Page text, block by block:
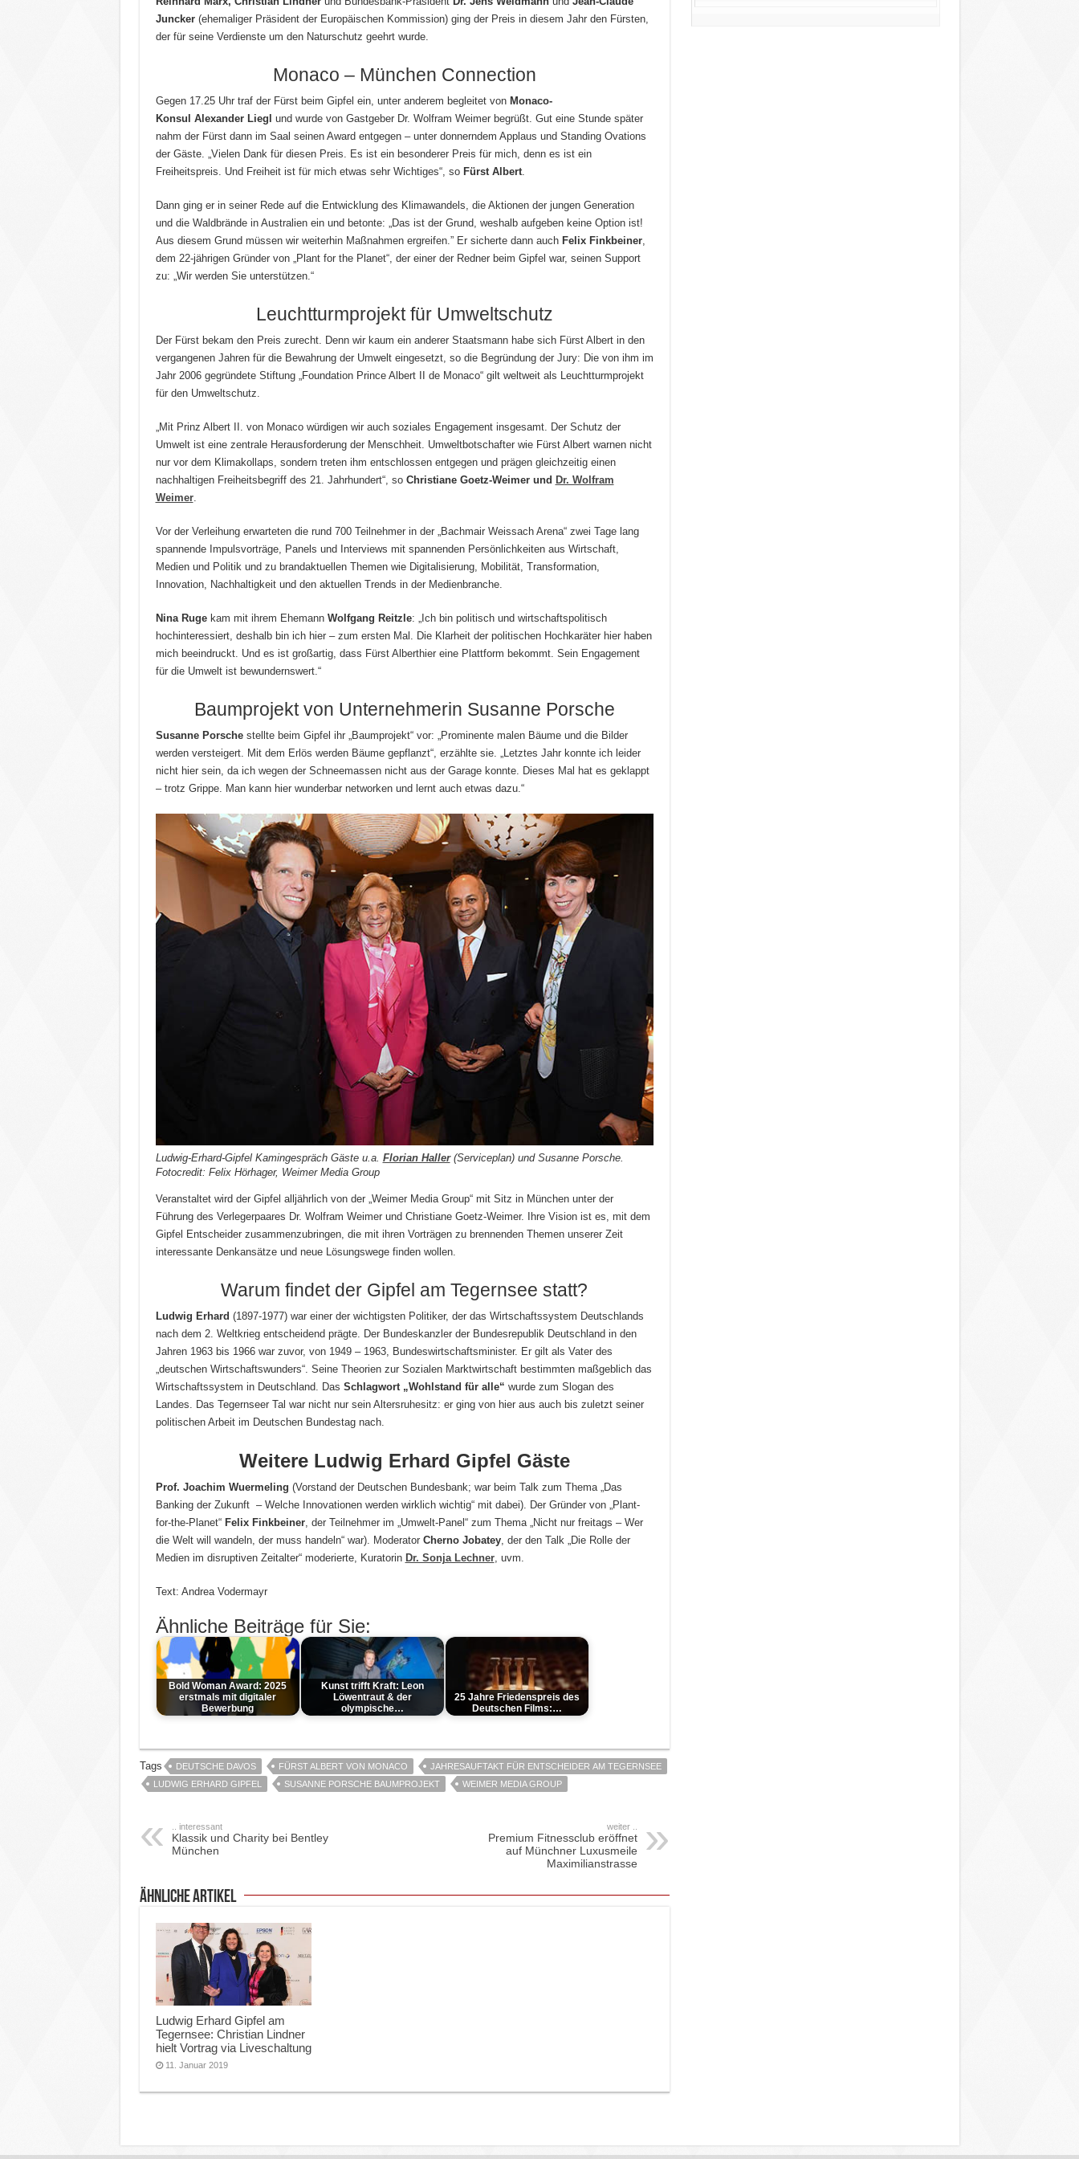
Juncker(ehemaliger Präsident der Europäischen Kommission) ging der Preis in diesem Jahr den Fürsten,
der für seine Verdienste um den Naturschutz geehrt wurde.
Monaco – München Connection
Gegen 17.25 Uhr traf der Fürst beim Gipfel ein, unter anderem begleitet von Monaco-
Konsul Alexander Liegl und wurde von Gastgeber Dr. Wolfram Weimer begrüßt. Gut eine Stunde später
nahm der Fürst dann im Saal seinen Award entgegen – unter donnerndem Applaus und Standing Ovations
der Gäste. „Vielen Dank für diesen Preis. Es ist ein besonderer Preis für mich, denn es ist ein
Freiheitspreis. Und Freiheit ist für mich etwas sehr Wichtiges“, so Fürst Albert.
Dann ging er in seiner Rede auf die Entwicklung des Klimawandels, die Aktionen der jungen Generation
und die Waldbrände in Australien ein und betonte: „Das ist der Grund, weshalb aufgeben keine Option ist!
Aus diesem Grund müssen wir weiterhin Maßnahmen ergreifen.” Er sicherte dann auch Felix Finkbeiner,
dem 22-jährigen Gründer von „Plant for the Planet“, der einer der Redner beim Gipfel war, seinen Support
zu: „Wir werden Sie unterstützen.“
Leuchtturmprojekt für Umweltschutz
Der Fürst bekam den Preis zurecht. Denn wir kaum ein anderer Staatsmann habe sich Fürst Albert in den
vergangenen Jahren für die Bewahrung der Umwelt eingesetzt, so die Begründung der Jury: Die von ihm im
Jahr 2006 gegründete Stiftung „Foundation Prince Albert II de Monaco“ gilt weltweit als Leuchtturmprojekt
für den Umweltschutz.
„Mit Prinz Albert II. von Monaco würdigen wir auch soziales Engagement insgesamt. Der Schutz der
Umwelt ist eine zentrale Herausforderung der Menschheit. Umweltbotschafter wie Fürst Albert warnen nicht
nur vor dem Klimakollaps, sondern treten ihm entschlossen entgegen und prägen gleichzeitig einen
nachhaltigen Freiheitsbegriff des 21. Jahrhundert“, so Christiane Goetz-Weimer und Dr. Wolfram
Weimer.
Vor der Verleihung erwarteten die rund 700 Teilnehmer in der „Bachmair Weissach Arena“ zwei Tage lang
spannende Impulsvorträge, Panels und Interviews mit spannenden Persönlichkeiten aus Wirtschaft,
Medien und Politik und zu brandaktuellen Themen wie Digitalisierung, Mobilität, Transformation,
Innovation, Nachhaltigkeit und den aktuellen Trends in der Medienbranche.
Nina Rugekam mit ihrem Ehemann Wolfgang Reitzle: „Ich bin politisch und wirtschaftspolitisch
hochinteressiert, deshalb bin ich hier – zum ersten Mal. Die Klarheit der politischen Hochkaräter hier haben
mich beeindruckt. Und es ist großartig, dass Fürst Alberthier eine Plattform bekommt. Sein Engagement
für die Umwelt ist bewundernswert.“
Baumprojekt von Unternehmerin Susanne Porsche
Susanne Porsche stellte beim Gipfel ihr „Baumprojekt“ vor: „Prominente malen Bäume und die Bilder
werden versteigert. Mit dem Erlös werden Bäume gepflanzt“, erzählte sie. „Letztes Jahr konnte ich leider
nicht hier sein, da ich wegen der Schneemassen nicht aus der Garage konnte. Dieses Mal hat es geklappt
– trotz Grippe. Man kann hier wunderbar networken und lernt auch etwas dazu.“
Ludwig-Erhard-Gipfel Kamingespräch Gäste u.a. Florian Haller(Serviceplan) und Susanne Porsche.
Fotocredit: Felix Hörhager, Weimer Media Group
Veranstaltet wird der Gipfel alljährlich von der „Weimer Media Group“ mit Sitz in München unter der
Führung des Verlegerpaares Dr. Wolfram Weimer und Christiane Goetz-Weimer. Ihre Vision ist es, mit dem
Gipfel Entscheider zusammenzubringen, die mit ihren Vorträgen zu brennenden Themen unserer Zeit
interessante Denkansätze und neue Lösungswege finden wollen.
Warum findet der Gipfel am Tegernsee statt?
Ludwig Erhard (1897-1977) war einer der wichtigsten Politiker, der das Wirtschaftssystem Deutschlands
nach dem 2. Weltkrieg entscheidend prägte. Der Bundeskanzler der Bundesrepublik Deutschland in den
Jahren 1963 bis 1966 war zuvor, von 1949 – 1963, Bundeswirtschaftsminister. Er gilt als Vater des
„deutschen Wirtschaftswunders“. Seine Theorien zur Sozialen Marktwirtschaft bestimmten maßgeblich das
Wirtschaftssystem in Deutschland. Das Schlagwort „Wohlstand für alle“ wurde zum Slogan des
Landes. Das Tegernseer Tal war nicht nur sein Altersruhesitz: er ging von hier aus auch bis zuletzt seiner
politischen Arbeit im Deutschen Bundestag nach.
Weitere Ludwig Erhard Gipfel Gäste
Prof. Joachim Wuermeling (Vorstand der Deutschen Bundesbank; war beim Talk zum Thema „Das
Banking der Zukunft – Welche Innovationen werden wirklich wichtig“ mit dabei). Der Gründer von „Plant-
for-the-Planet“ Felix Finkbeiner, der Teilnehmer im „Umwelt-Panel“ zum Thema „Nicht nur freitags – Wer
die Welt will wandeln, der muss handeln“ war). Moderator Cherno Jobatey, der den Talk „Die Rolle der
Medien im disruptiven Zeitalter“ moderierte, Kuratorin Dr. Sonja Lechner, uvm.
Text: Andrea Vodermayr
Ähnliche Beiträge für Sie:
Bold Woman Award: 2025
erstmals mit digitaler
Bewerbung
Kunst trifft Kraft: Leon
Löwentraut & der
olympische…
25 Jahre Friedenspreis des
Deutschen Films:…
Tags DEUTSCHE DAVOS FÜRST ALBERT VON MONACO
JAHRESAUFTAKT FÜR ENTSCHEIDER AM TEGERNSEE
LUDWIG ERHARD GIPFEL
SUSANNE PORSCHE BAUMPROJEKT WEIMER MEDIA GROUP
.. interessant
Klassik und Charity bei Bentley
München
weiter ..
Premium Fitnessclub eröffnet
auf Münchner Luxusmeile
Maximilianstrasse
ähnliche Artikel
Ludwig Erhard Gipfel am
Tegernsee: Christian Lindner
hielt Vortrag via Liveschaltung
11. Januar 2019